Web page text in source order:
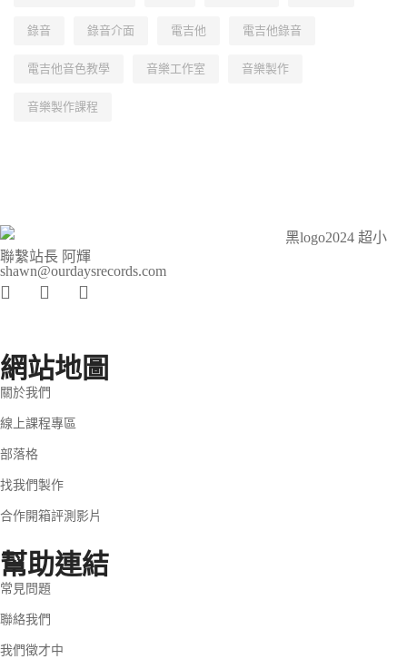
錄音 錄音介面 電吉他 電吉他錄音
電吉他音色教學 音樂工作室 音樂製作
音樂製作課程
聯繫站長 阿輝
shawn@ourdaysrecords.com
網站地圖
關於我們
線上課程專區
部落格
找我們製作
合作開箱評測影片
幫助連結
常見問題
聯絡我們
我們徵才中